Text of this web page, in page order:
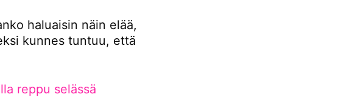
haluaisin näin elää,
kunnes tuntuu, että
reppu selässä